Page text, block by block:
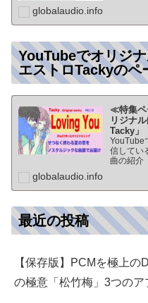
のTOP
globalaudio.info
YouTubeでオリジ
エストロTackyのペ
≪特集ペ
リジナ
Tacky」
YouTube
信してい
曲の紹介
ど★動画
globalaudio.info
最近の投稿
【保存版】PCMを極上
の極意「松竹梅」3つのア